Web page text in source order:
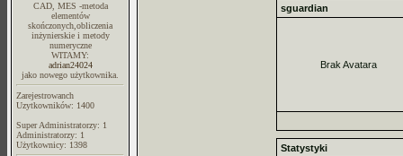
CAD, MES -metoda
elementów
skończonych,obliczenia
inżynierskie i metody
numeryczne
WITAMY:
adrian24024
jako nowego użytkownika.
Zarejestrowanch
Uzytkowników: 1400
Super Administratorzy: 1
Administratorzy: 1
Użytkownicy: 1398
sguardian
Brak Avatara
Statystyki